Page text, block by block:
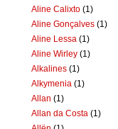
Aline Calixto (1)
Aline Gonçalves (1)
Aline Lessa (1)
Aline Wirley (1)
Alkalines (1)
Alkymenia (1)
Allan (1)
Allan da Costa (1)